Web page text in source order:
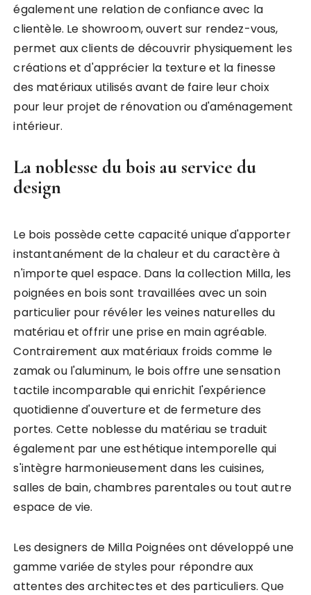
également une relation de confiance avec la
clientèle. Le showroom, ouvert sur rendez-vous,
permet aux clients de découvrir physiquement les
créations et d'apprécier la texture et la finesse
des matériaux utilisés avant de faire leur choix
pour leur projet de rénovation ou d'aménagement
intérieur.
La noblesse du bois au service du
design
Le bois possède cette capacité unique d'apporter
instantanément de la chaleur et du caractère à
n'importe quel espace. Dans la collection Milla, les
poignées en bois sont travaillées avec un soin
particulier pour révéler les veines naturelles du
matériau et offrir une prise en main agréable.
Contrairement aux matériaux froids comme le
zamak ou l'aluminum, le bois offre une sensation
tactile incomparable qui enrichit l'expérience
quotidienne d'ouverture et de fermeture des
portes. Cette noblesse du matériau se traduit
également par une esthétique intemporelle qui
s'intègre harmonieusement dans les cuisines,
salles de bain, chambres parentales ou tout autre
espace de vie.
Les designers de Milla Poignées ont développé une
gamme variée de styles pour répondre aux
attentes des architectes et des particuliers. Que